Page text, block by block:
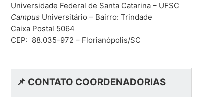
Universidade Federal de Santa Catarina – UFSC
Campus Universitário – Bairro: Trindade
Caixa Postal 5064
CEP: 88.035-972 – Florianópolis/SC
📌 CONTATO COORDENADORIAS